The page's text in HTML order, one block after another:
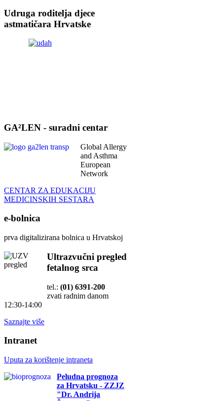
Udruga roditelja djece
astmatičara Hrvatske
GA²LEN - suradni centar
Global Allergy
and Asthma
European
Network
CENTAR ZA EDUKACIJU
MEDICINSKIH SESTARA
e-bolnica
prva digitalizirana bolnica u Hrvatskoj
Ultrazvučni pregled
fetalnog srca
tel.: (01) 6391-200
zvati radnim danom
12:30-14:00
Saznajte više
Intranet
Uputa za korištenje intraneta
Peludna prognoza
za Hrvatsku - ZZJZ
"Dr. Andrija